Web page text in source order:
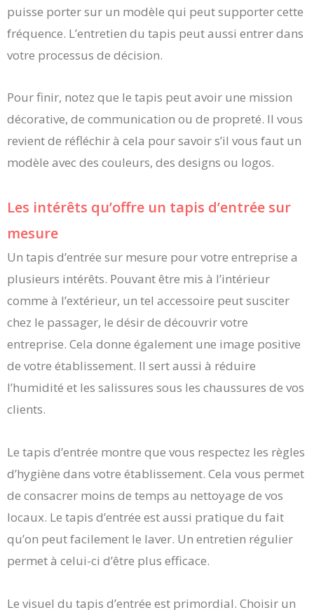
puisse porter sur un modèle qui peut supporter cette
fréquence. L’entretien du tapis peut aussi entrer dans
votre processus de décision.
Pour finir, notez que le tapis peut avoir une mission
décorative, de communication ou de propreté. Il vous
revient de réfléchir à cela pour savoir s’il vous faut un
modèle avec des couleurs, des designs ou logos.
Les intérêts qu’offre un tapis d’entrée sur
mesure
Un tapis d’entrée sur mesure pour votre entreprise a
plusieurs intérêts. Pouvant être mis à l’intérieur
comme à l’extérieur, un tel accessoire peut susciter
chez le passager, le désir de découvrir votre
entreprise. Cela donne également une image positive
de votre établissement. Il sert aussi à réduire
l’humidité et les salissures sous les chaussures de vos
clients.
Le tapis d’entrée montre que vous respectez les règles
d’hygiène dans votre établissement. Cela vous permet
de consacrer moins de temps au nettoyage de vos
locaux. Le tapis d’entrée est aussi pratique du fait
qu’on peut facilement le laver. Un entretien régulier
permet à celui-ci d’être plus efficace.
Le visuel du tapis d’entrée est primordial. Choisir un